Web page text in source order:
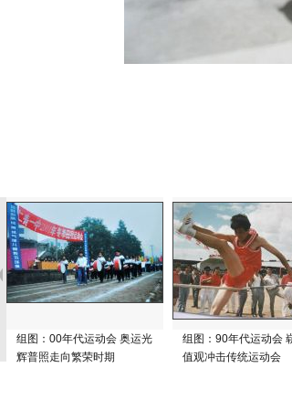
组图：00年代运动会 奥运光
辉普照走向繁荣时期
组图：90年代运动会
值观冲击传统运动会